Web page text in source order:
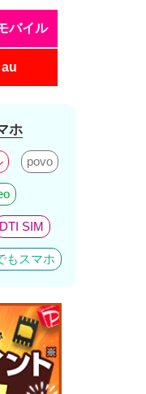
バイル
au
ホ
povo
DTI SIM
もスマホ